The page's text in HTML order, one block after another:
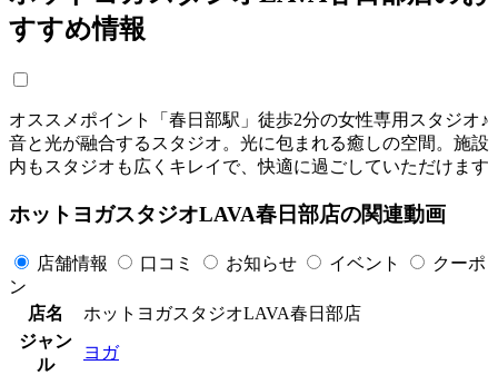
すすめ情報
オススメポイント「春日部駅」徒歩2分の女性専用スタジオ♪
音と光が融合するスタジオ。光に包まれる癒しの空間。施設
内もスタジオも広くキレイで、快適に過ごしていただけます
ホットヨガスタジオLAVA春日部店の関連動画
店舗情報 口コミ お知らせ イベント
クーポ
ン
店名
ホットヨガスタジオLAVA春日部店
ジャン
ル
ヨガ